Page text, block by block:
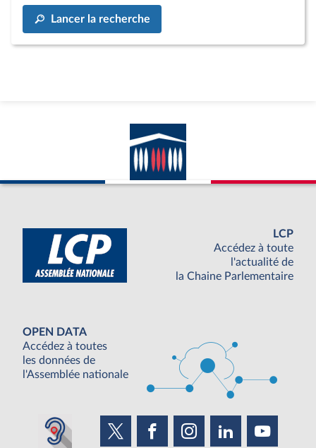
Lancer la recherche
LCP
Accédez à toute
l'actualité de
la Chaine Parlementaire
OPEN DATA
Accédez à toutes
les données de
l'Assemblée nationale